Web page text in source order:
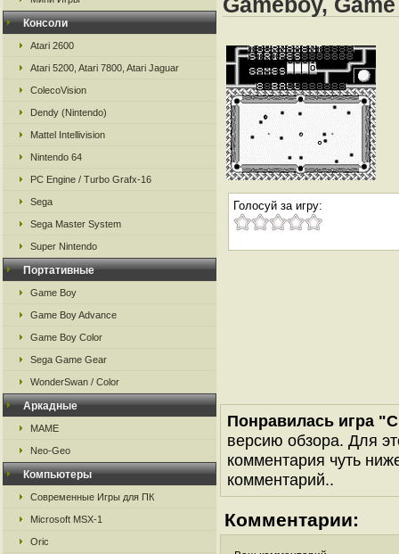
Консоли
Atari 2600
Atari 5200, Atari 7800, Atari Jaguar
ColecoVision
Dendy (Nintendo)
Mattel Intellivision
Nintendo 64
PC Engine / Turbo Grafx-16
Sega
Sega Master System
Super Nintendo
Портативные
Game Boy
Game Boy Advance
Game Boy Color
Sega Game Gear
WonderSwan / Color
Аркадные
MAME
Neo-Geo
Компьютеры
Современные Игры для ПК
Microsoft MSX-1
Oric
Голосуй за игру:
Понравилась игра
версию обзора. Для
комментария чуть
комментарий..
Комментарии: